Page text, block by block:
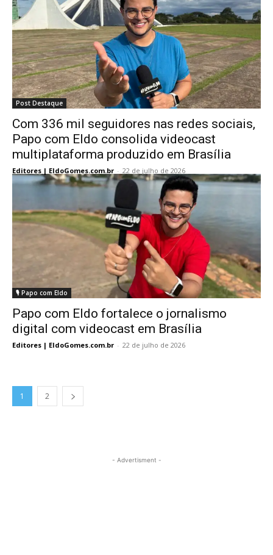
Post Destaque
Com 336 mil seguidores nas redes sociais,
Papo com Eldo consolida videocast
multiplataforma produzido em Brasília
Editores | EldoGomes.com.br - 22 de julho de 2026
🎙️ Papo com Eldo
Papo com Eldo fortalece o jornalismo
digital com videocast em Brasília
Editores | EldoGomes.com.br - 22 de julho de 2026
1 2
- Advertisment -